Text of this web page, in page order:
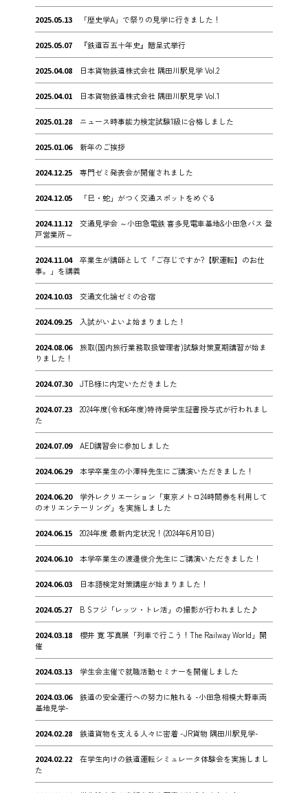
2025.05.13 「歴史学A」で祭りの見学に行きました！
2025.05.07 『鉄道百五十年史』贈呈式挙行
2025.04.08 日本貨物鉄道株式会社 隅田川駅見学 Vol.2
2025.04.01 日本貨物鉄道株式会社 隅田川駅見学 Vol.1
2025.01.28 ニュース時事能力検定試験1級に合格しました
2025.01.06 新年のご挨拶
2024.12.25 専門ゼミ発表会が開催されました
2024.12.05 「巳・蛇」がつく交通スポットをめぐる
2024.11.12
交通見学会 ～小田急電鉄 喜多見電車基地&小田急バス 登
戸営業所～
2024.11.04
卒業生が講師として「ご存じですか?【駅運転】のお仕
事。」を講義
2024.10.03 交通文化論ゼミの合宿
2024.09.25 入試がいよいよ始まりました！
2024.08.06
旅取(国内旅行業務取扱管理者)試験対策夏期講習が始ま
りました！
2024.07.30 JTB様に内定いただきました
2024.07.23
2024年度(令和6年度)特待奨学生証書授与式が行われまし
た
2024.07.09 AED講習会に参加しました
2024.06.29 本学卒業生の小澤梓先生にご講演いただきました！
2024.06.20
学外レクリエーション「東京メトロ24時間券を利用して
のオリエンテーリング」を実施しました
2024.06.15 2024年度 最新内定状況！(2024年6月10日)
2024.06.10 本学卒業生の渡邊俊介先生にご講演いただきました！
2024.06.03 日本語検定対策講座が始まりました！
2024.05.27 B Sフジ「レッツ・トレ活」の撮影が行われました♪
2024.03.18
櫻井 寛 写真展「列車で行こう！The Railway World」開
催
2024.03.13 学生会主催で就職活動セミナーを開催しました
2024.03.06
鉄道の安全運行への努力に触れる -小田急相模大野車両
基地見学-
2024.02.28 鉄道貨物を支える人々に密着 -JR貨物 隅田川駅見学-
2024.02.22
在学生向けの鉄道運転シミュレータ体験会を実施しまし
た